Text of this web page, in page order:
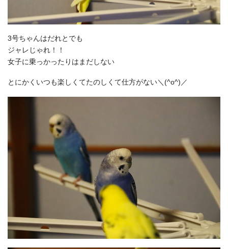
3号ちゃんはだれとでも
ジャレじゃれ！！
女子に乗っかったりはまだしない
とにかくいつも楽しくてたのしくて仕方がない＼(^o^)／